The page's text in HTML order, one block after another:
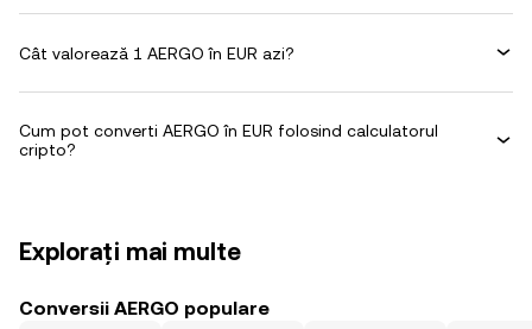
Cât valorează 1 AERGO în EUR azi?
Cum pot converti AERGO în EUR folosind calculatorul
cripto?
Explorați mai multe
Conversii AERGO populare